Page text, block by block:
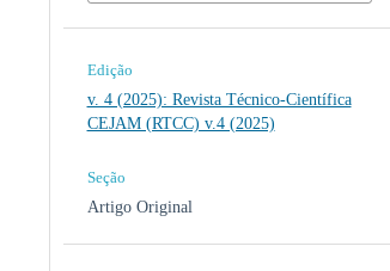
Edição
v. 4 (2025): Revista Técnico-Científica
CEJAM (RTCC) v.4 (2025)
Seção
Artigo Original